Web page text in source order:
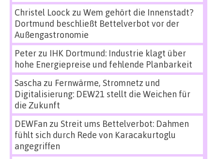
Christel Loock zu Wem gehört die Innenstadt?
Dortmund beschließt Bettelverbot vor der
Außengastronomie
Peterzu IHK Dortmund: Industrie klagt über
hohe Energiepreise und fehlende Planbarkeit
Sascha zu Fernwärme, Stromnetz und
Digitalisierung: DEW21 stellt die Weichen für
die Zukunft
DEWFan zu Streit ums Bettelverbot: Dahmen
fühlt sich durch Rede von Karacakurtoglu
angegriffen